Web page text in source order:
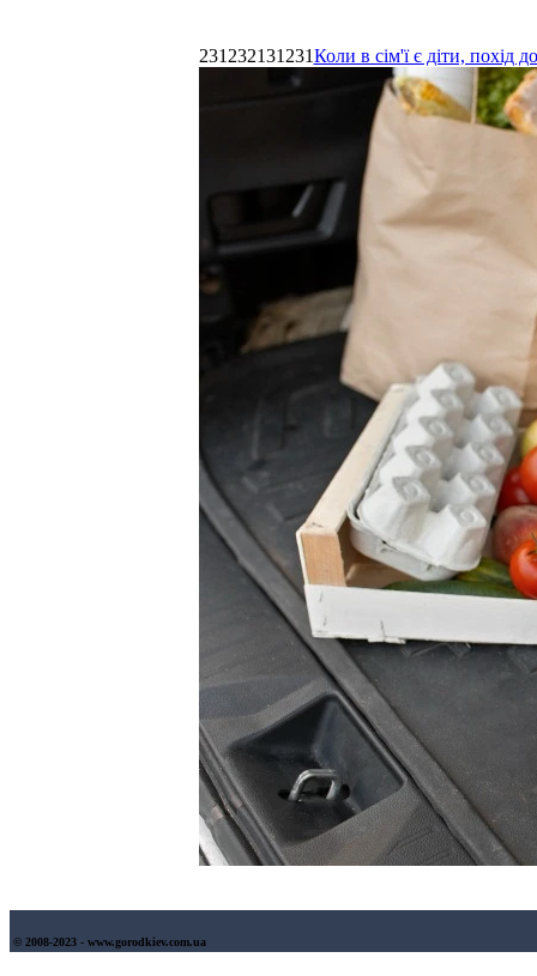
231232131231Коли в сім'ї є діти,
© 2008-2023 - www.gorodkiev.com.ua